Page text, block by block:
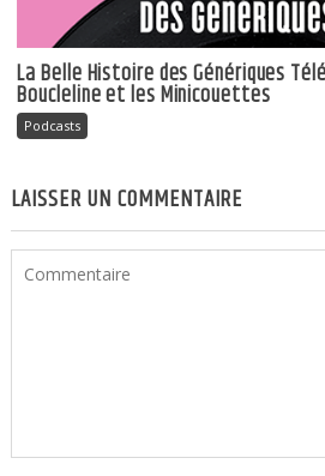
La Belle Histoire des Génériques
Boucleline et les Minicouettes
Podcasts
LAISSER UN COMMENTAIRE